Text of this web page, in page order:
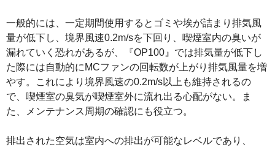
一般的には、一定期間使用するとゴミや埃が詰まり排気風
量が低下し、境界風速0.2m/sを下回り、喫煙室内の臭いが
漏れていく恐れがあるが、『OP100』では排気量が低下し
た際には自動的にMCファンの回転数が上がり排気風量を増
やす。これにより境界風速の0.2m/s以上も維持されるの
で、喫煙室の臭気が喫煙室外に流れ出る心配がない。ま
た、メンテナンス周期の確認にも役立つ。
排出された空気は室内への排出が可能なレベルであり、